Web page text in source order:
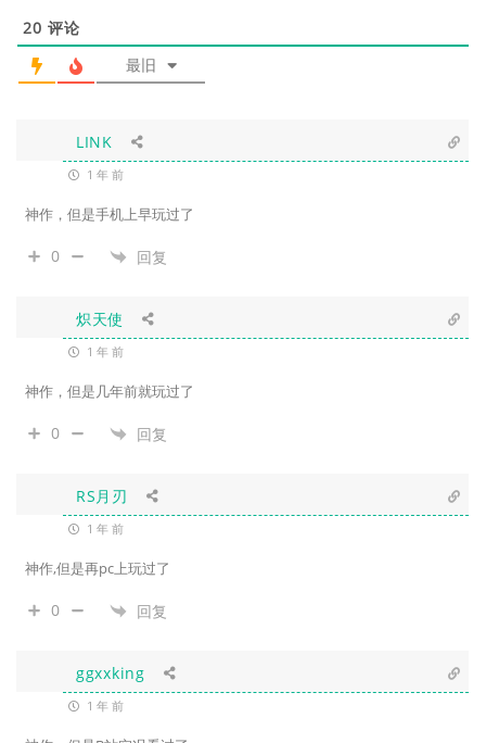
20 评论
最旧
LINK
1 年 前
神作，但是手机上早玩过了
0 回复
炽天使
1 年 前
神作，但是几年前就玩过了
0 回复
RS月刃
1 年 前
神作,但是再pc上玩过了
0 回复
ggxxking
1 年 前